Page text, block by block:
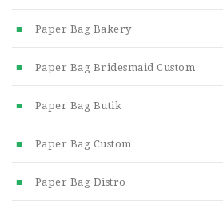
Paper Bag Bakery
Paper Bag Bridesmaid Custom
Paper Bag Butik
Paper Bag Custom
Paper Bag Distro